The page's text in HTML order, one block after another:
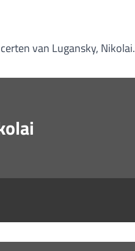
van Lugansky, Nikolai.